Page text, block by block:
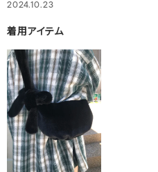
2024.10.23
着用アイテム